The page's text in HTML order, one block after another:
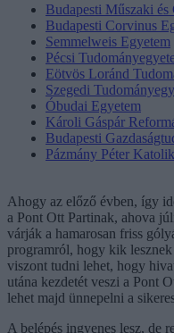
Budapesti Műszaki és
Budapesti Corvinus
Semmelweis Egyetem
Pécsi
Eötvös Loránd
Szegedi
Óbudai Egyetem
Károli Gáspár
Budapesti
Pázmány Péter
Ahogy az előző évben, így
a Pont Ott Partinak, ahova
várják a hamarosan friss
programról, hogy kik
viszont tudni lehet, hogy
utána kezdetét veszi a Pont
lehet majd ünnepelni a
A belépés ingyenes lesz, de